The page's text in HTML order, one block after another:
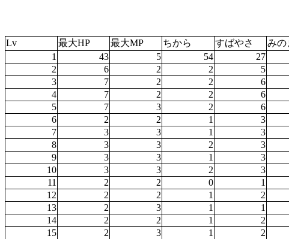
Lv 最大HP 最大MP ちから すばやさ みの
1
43 5 54 27
2
6 2 2 5
3
7 2 2 6
4
7 2 2 6
5
7 3 2 6
6
2 2 1 3
7
3 3 1 3
8
3 3 2 3
9
3 3 1 3
10
3 3 2 3
11
2 2 0 1
12
2 2 1 2
13
2 3 1 1
14
2 2 1 2
15
2 3 1 2